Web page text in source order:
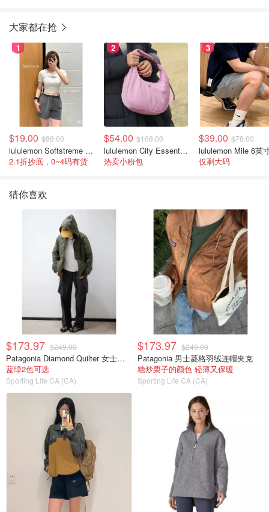
大家都在抢
1
$19.00 $88.00
lululemon Softstreme 女士高腰短裤 10cm
2.1折抄底，0~4码有货
2
$54.00 $108.00
lululemon City Essentials 肩背包 4L
热卖小粉包
3
$39.00 $78.00
仅剩大码
猜你喜欢
$173.97 $249.00
Patagonia Diamond Quilter 女士连帽夹克
蓝绿2色可选
Sporting Life CA (CA)
$173.97 $249.00
Patagonia 男士菱格羽绒连帽夹克
糖炒栗子的颜色 轻薄又保暖
Sporting Life CA (CA)